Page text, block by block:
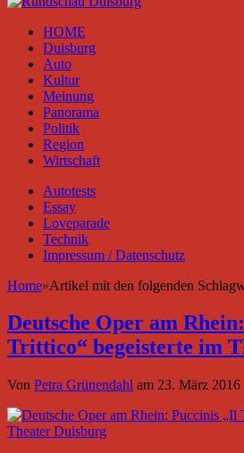
HOME
Duisburg
Auto
Kultur
Meinung
Panorama
Politik
Region
Wirtschaft
Autotests
Essay
Loveparade
Technik
Impressum / Datenschutz
Home»Artikel mit den folgenden
Deutsche Oper am
Trittico“ begeisterte im
Von Petra Grünendahl am 23. März 2016